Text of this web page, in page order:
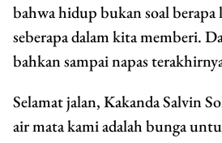
bahwa hidup bukan soal berapa
seberapa dalam kita memberi.
bahkan sampai napas
Selamat jalan, Kakanda Salvin
air mata kami adalah bunga